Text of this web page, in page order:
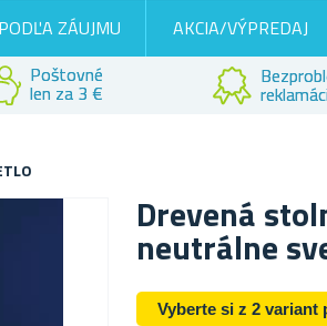
PODĽA ZÁUJMU AKCIA/VÝPREDAJ
Poštovné
len za 3 €
Drevená
neutrálne
Vyberte si z 2 variant